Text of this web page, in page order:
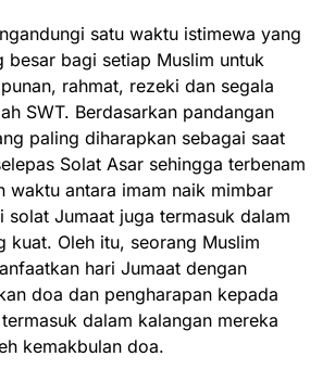
satu waktu istimewa yang
besar bagi setiap Muslim untuk
rahmat, rezeki dan segala
SWT. Berdasarkan pandangan
paling diharapkan sebagai saat
Solat Asar sehingga terbenam
waktu antara imam naik mimbar
solat Jumaat juga termasuk dalam
kuat. Oleh itu, seorang Muslim
hari Jumaat dengan
doa dan pengharapan kepada
dalam kalangan mereka
kemakbulan doa.